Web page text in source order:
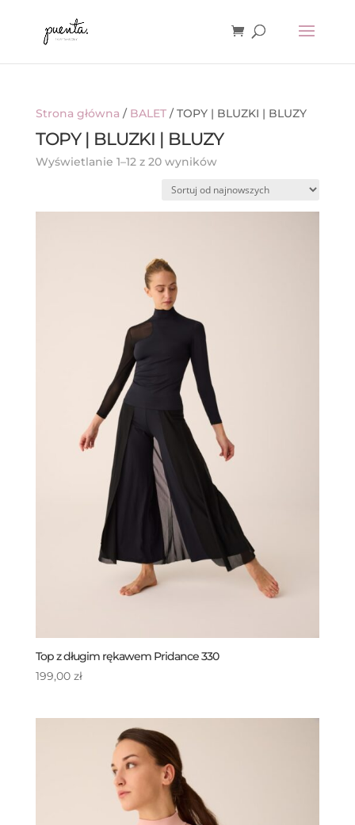
Strona główna / BALET/ TOPY | BLUZKI | BLUZY
TOPY | BLUZKI | BLUZY
Wyświetlanie 1–12 z 20 wynikówPosortowane
najnowszych
Top z długim rękawem Pridance 330
199,00 zł